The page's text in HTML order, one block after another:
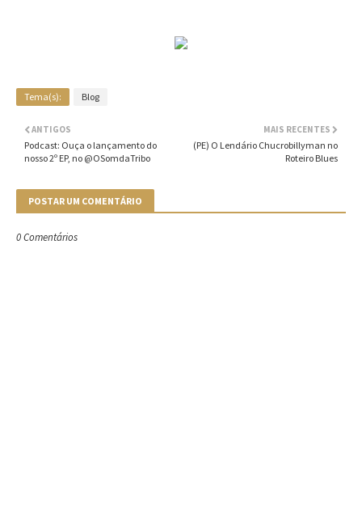
Tema(s): Blog
MAIS RECENTES
(PE) O Lendário Chucrobillyman no
Roteiro Blues
ANTIGOS
Podcast: Ouça o lançamento do
nosso 2º EP, no @OSomdaTribo
POSTAR UM COMENTÁRIO
0 Comentários